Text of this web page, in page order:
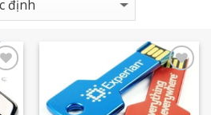
Add to
Wishlist